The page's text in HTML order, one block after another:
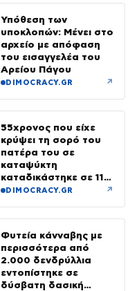
Υπόθεση των
υποκλοπών: Μένει στο
αρχείο με απόφαση
του εισαγγελέα του
Αρείου Πάγου
DIMOCRACY.GR ↗
55χρονος που είχε
κρύψει τη σορό του
πατέρα του σε
καταψύκτη
καταδικάστηκε σε 11
μήνες με αναστολή
DIMOCRACY.GR ↗
Φυτεία κάνναβης με
περισσότερα από
2.000 δενδρύλλια
εντοπίστηκε σε
δύσβατη δασική